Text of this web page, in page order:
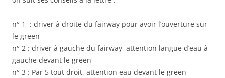
n° 1 : driver à droite du fairway pour avoir l’ouverture sur
le green
n° 2 : driver à gauche du fairway, attention langue d’eau à
gauche devant le green
n° 3 : Par 5 tout droit, attention eau devant le green